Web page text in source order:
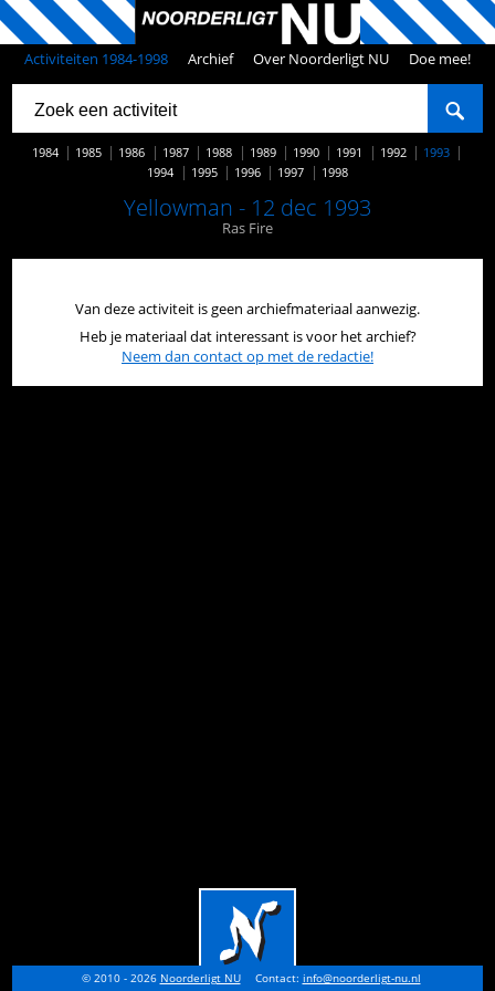
Activiteiten 1984-1998 Archief Over Noorderligt NU Doe mee!
1984 1985 1986 1987 1988 1989 1990 1991 1992
1993
1994
1995 1996 1997 1998
Yellowman - 12 dec 1993
Ras Fire
Van deze activiteit is geen archiefmateriaal aanwezig.
Heb je materiaal dat interessant is voor het archief?
Neem dan contact op met de redactie!
© 2010 - 2026 Noorderligt NU Contact: info@noorderligt-nu.nl